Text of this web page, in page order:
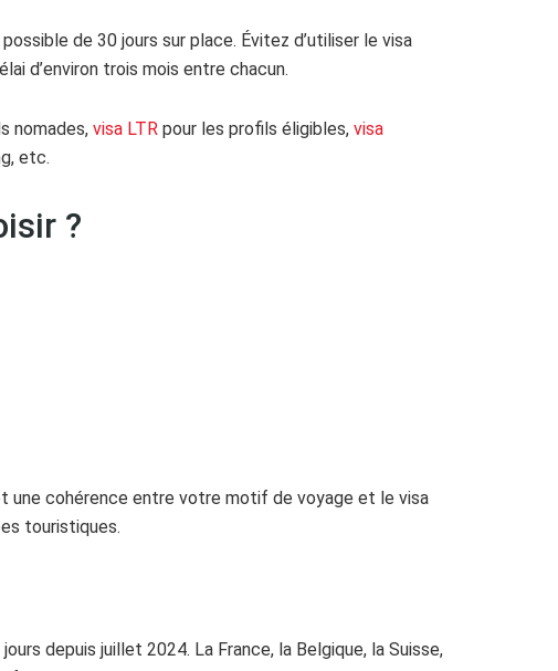
de 30 jours sur place. Évitez d’utiliser le visa
d’environ trois mois entre chacun.
nomades, visa LTR pour les profils éligibles, visa
etc.
?
une cohérence entre votre motif de voyage et le visa
touristiques.
depuis juillet 2024. La France, la Belgique, la Suisse,